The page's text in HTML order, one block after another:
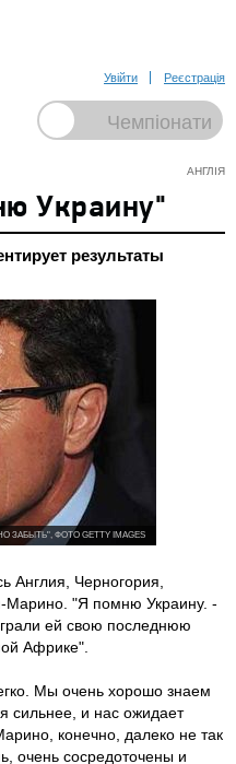
Увійти Реєстрація
АНГЛІЯ
Украину"
результаты
ЗАБЫТЬ", ФОТО GETTY IMAGES
Англия, Черногория,
"Я помню Украину. -
ей свою последнюю
Африке".
Мы очень хорошо знаем
сильнее, и нас ожидает
конечно, далеко не так
очень сосредоточены и